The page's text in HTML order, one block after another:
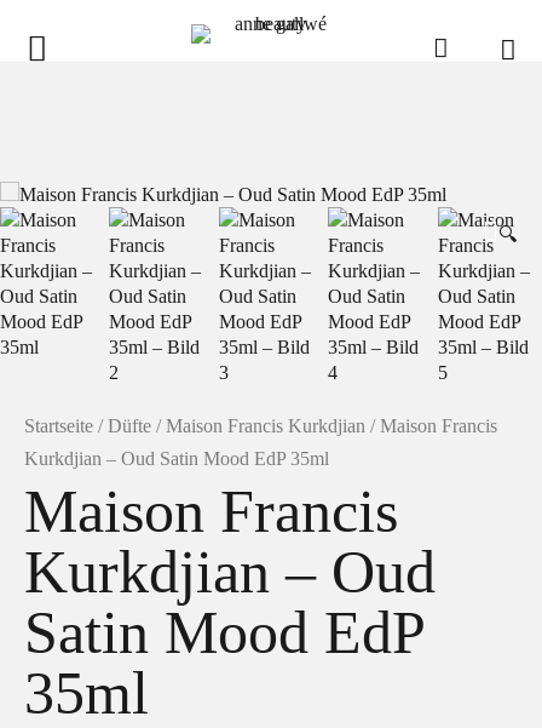
Shop
Düfte
Pflege
Raumdüfte
weitere Marken im Ladenlokal
Marken
Kontakt
🔍
Startseite /Düfte /Maison Francis Kurkdjian / Maison Francis
Kurkdjian – Oud Satin Mood EdP 35ml
Maison Francis
Kurkdjian – Oud
Satin Mood EdP
35ml